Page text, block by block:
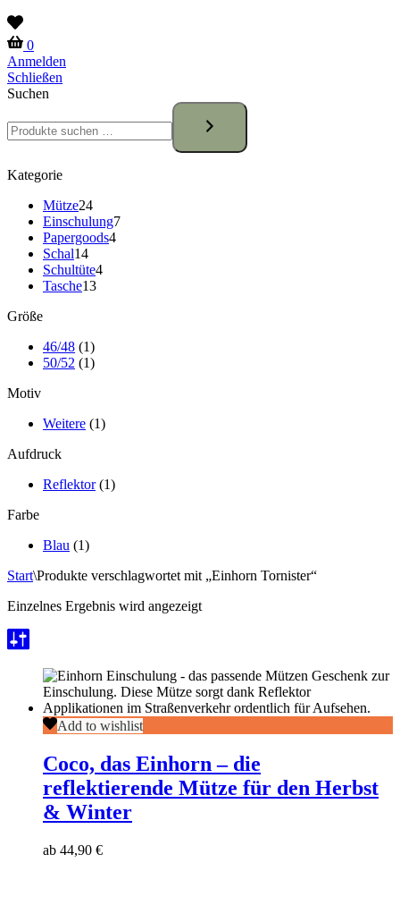
Wish
listWarenkorb
0
Anmelden
Schließen
Suchen
Kategorie
Mütze2424
Produkte
Einschulung77
Papergoods44
Schal1414
Produkte
Schultüte44
Tasche1313
Größe
46/48 (1)
50/52 (1)
Motiv
Weitere (1)
Aufdruck
Reflektor (1)
Farbe
Blau (1)
Start\Produkte verschlagwortet mit „Einhorn Tornister“
Einzelnes Ergebnis wird angezeigt
Coco,
das
Einhorn
–
die
reflektierende
Mütze
den
Add to wishlist
Coco, das Einhorn – die
reflektierende Mütze für den Herbst
& Winter
ab 44,90 €